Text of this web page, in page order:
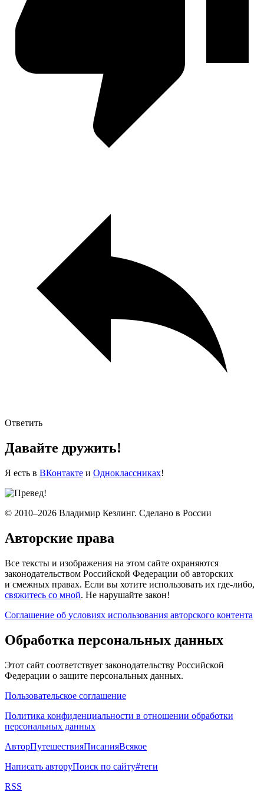
Ответить
Давайте дружить!
Я есть в ВКонтакте и Одноклассниках!
© 2010–2026 Владимир Кезлинг. Сделано в России
Авторские права
Все тексты и изображения на этом сайте охраняются
законодательством Российской Федерации об авторских
и смежных правах. Если вы хотите использовать их где-либо,
свяжитесь со мной. Не нарушайте закон!
Соглашение об условиях использования авторского контента
Обработка персональных данных
Этот сайт соответствует законодательству Российской
Федерации о защите персональных данных.
Пользовательское соглашение
Политика конфиденциальности в отношении обработки
персональных данных
АвторПутешествияПисанияВсякое
Написать авторуПоиск по сайту#теги
RSS